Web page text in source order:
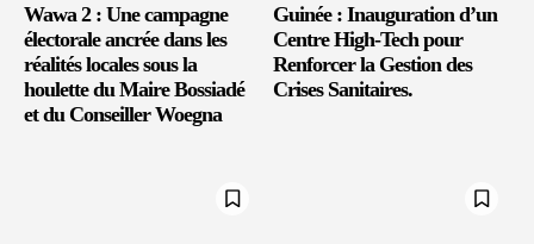
Wawa 2 : Une campagne
électorale ancrée dans les
réalités locales sous la
houlette du Maire Bossiadé
et du Conseiller Woegna
Guinée : Inauguration d’un
Centre High-Tech pour
Renforcer la Gestion des
Crises Sanitaires.